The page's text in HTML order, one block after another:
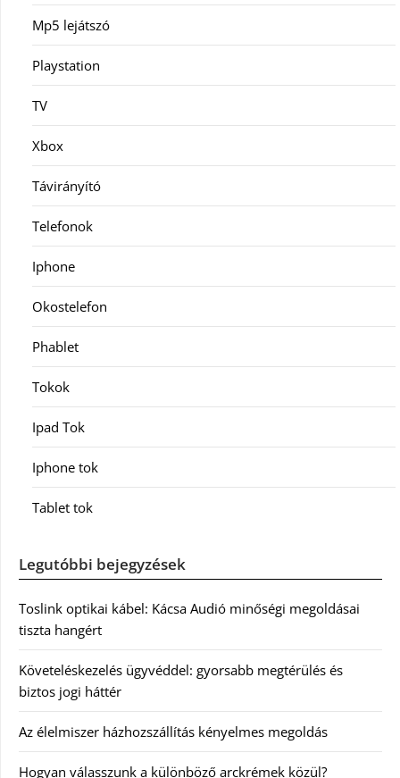
Mp5 lejátszó
Playstation
TV
Xbox
Távirányító
Telefonok
Iphone
Okostelefon
Phablet
Tokok
Ipad Tok
Iphone tok
Tablet tok
Legutóbbi bejegyzések
Toslink optikai kábel: Kácsa Audió minőségi megoldásai
tiszta hangért
Követeléskezelés ügyvéddel: gyorsabb megtérülés és
biztos jogi háttér
Az élelmiszer házhozszállítás kényelmes megoldás
Hogyan válasszunk a különböző arckrémek közül?